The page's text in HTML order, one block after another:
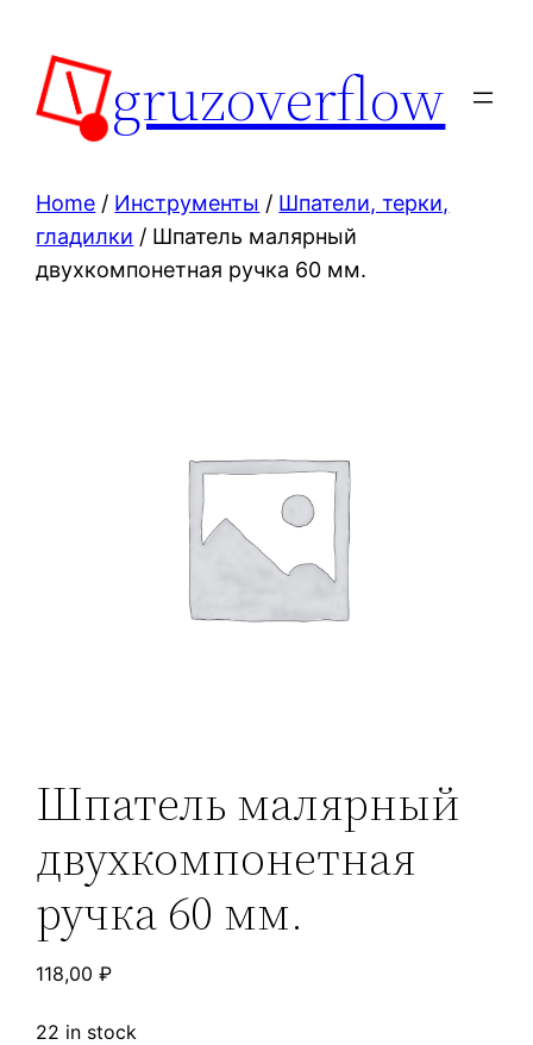
content
gruzoverflow
Home / Инструменты / Шпатели, терки,
гладилки / Шпатель малярный
двухкомпонетная ручка 60 мм.
Шпатель малярный
двухкомпонетная
ручка 60 мм.
118,00₽
22 in stock